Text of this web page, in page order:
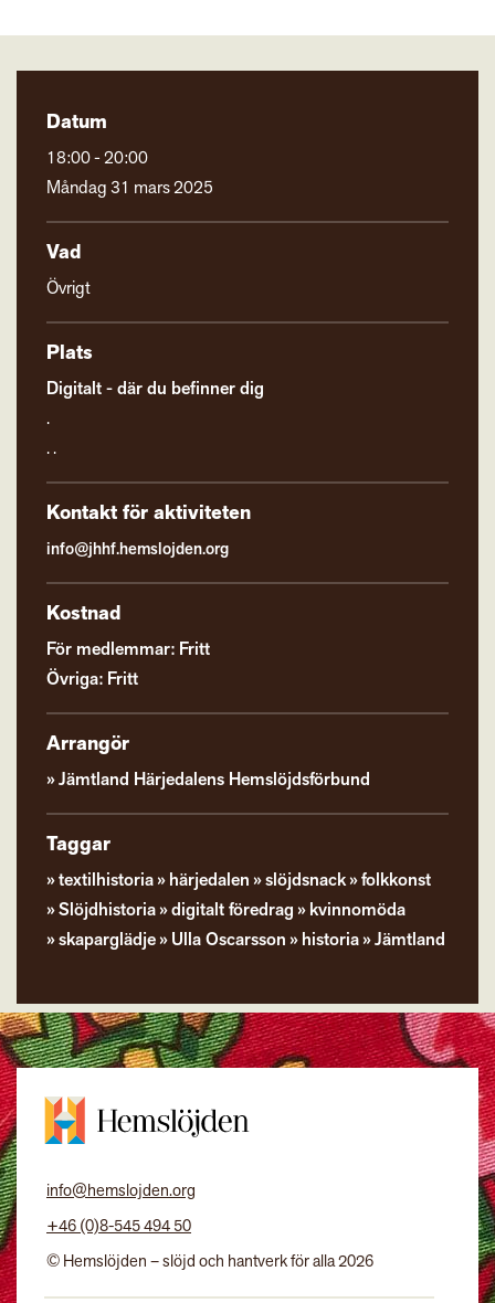
Datum
18:00 - 20:00
Måndag 31 mars 2025
Vad
Övrigt
Plats
Digitalt - där du befinner dig
.
. .
Kontakt för aktiviteten
info@jhhf.hemslojden.org
Kostnad
För medlemmar: Fritt
Övriga: Fritt
Arrangör
Jämtland Härjedalens Hemslöjdsförbund
Taggar
textilhistoria härjedalen slöjdsnack
folkkonst
Slöjdhistoria
digitalt föredrag
kvinnomöda
skaparglädje
Ulla Oscarsson historia Jämtland
info@hemslojden.org
+46 (0)8-545 494 50
© Hemslöjden – slöjd och hantverk för alla 2026